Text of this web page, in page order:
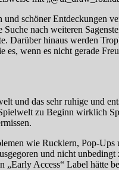
und schöner
nach weiteren
Darüber hinaus werden
wenn es nicht gerade
und das sehr ruhige und
zu Beginn wirklich
wie Rucklern, Pop-
und nicht
„Early Access“ Label